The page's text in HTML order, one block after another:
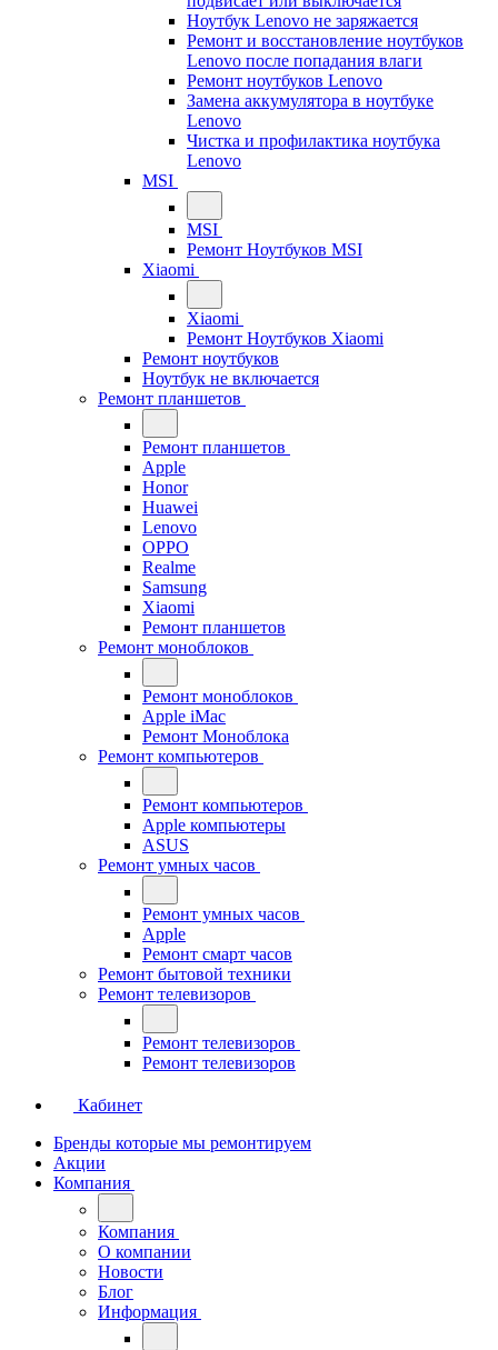
Ноутбук Lenovo не заряжается
Ремонт и восстановление ноутбуков
Lenovo после попадания влаги
Ремонт ноутбуков Lenovo
Замена аккумулятора в ноутбуке
Lenovo
Чистка и профилактика ноутбука
Lenovo
MSI
MSI
Ремонт Ноутбуков MSI
Xiaomi
Xiaomi
Ремонт Ноутбуков Xiaomi
Ремонт ноутбуков
Ноутбук не включается
Ремонт планшетов
Ремонт планшетов
Apple
Honor
Huawei
Lenovo
OPPO
Realme
Samsung
Xiaomi
Ремонт планшетов
Ремонт моноблоков
Ремонт моноблоков
Apple iMac
Ремонт Моноблока
Ремонт компьютеров
Ремонт компьютеров
Apple компьютеры
ASUS
Ремонт умных часов
Ремонт умных часов
Apple
Ремонт смарт часов
Ремонт бытовой техники
Ремонт телевизоров
Ремонт телевизоров
Ремонт телевизоров
Кабинет
Бренды которые мы ремонтируем
Акции
Компания
Компания
О компании
Новости
Блог
Информация